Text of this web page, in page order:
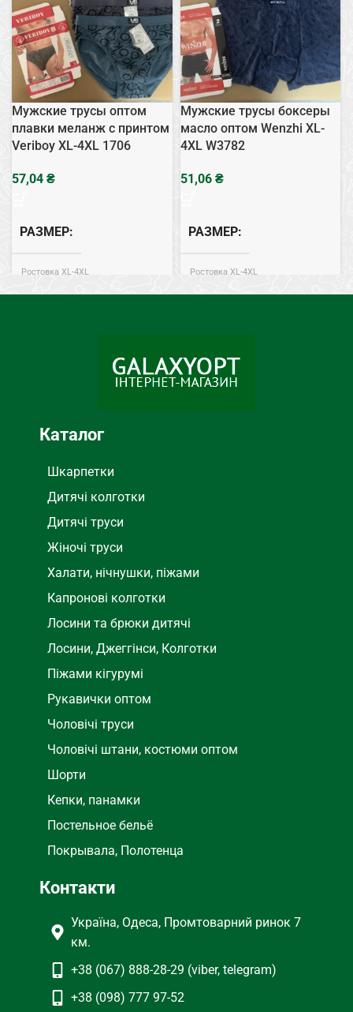
Мужские трусы оптом
плавки меланж с принтом
Veriboy XL-4XL 1706
₴
РАЗМЕР
Ростовка XL-4XL
ТИП НИЖНЕГО БЕЛЬЯ
Мужские трусы боксеры
масло оптом Wenzhi XL-
4XL W3782
₴
РАЗМЕР
Ростовка XL-4XL
ТИП НИЖНЕГО БЕЛЬЯ
Каталог
Шкарпетки
Дитячі колготки
Дитячі труси
Жіночі труси
Халати, нічнушки, піжами
Капронові колготки
Лосини та брюки дитячі
Лосини, Джеггінси, Колготки
Піжами кігурумі
Рукавички оптом
Чоловічі труси
Чоловічі штани, костюми оптом
Шорти
Кепки, панамки
Постельное бельё
Покрывала, Полотенца
Контакти
Україна, Одеса, Промтоварний ринок 7
км.
+38 (067) 888-28-29 (viber, telegram)
+38 (098) 777 97-52